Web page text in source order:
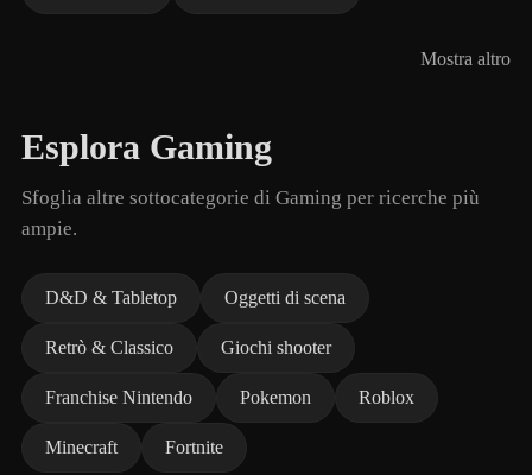
Mostra altro
Esplora Gaming
Sfoglia altre sottocategorie di Gaming per ricerche più
ampie.
D&D & Tabletop Oggetti di scena
Retrò & Classico Giochi shooter
Franchise Nintendo Pokemon Roblox
Minecraft Fortnite